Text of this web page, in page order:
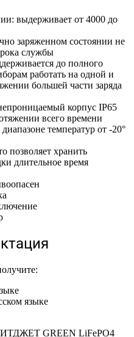
выдерживает от 4000 до
заряженном состоянии не
службы
до полного
работать на одной и
большей части заряда
корпус IP65
всего времени
температур от -20°
позволяет хранить
длительное время
языке
GREEN LiFePO4